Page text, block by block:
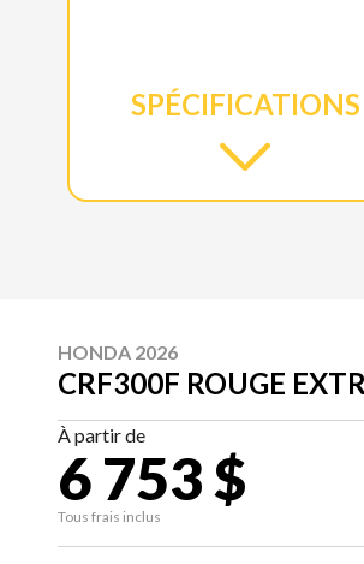
SPÉCIFICATIONS
HONDA 2026
CRF300F ROUGE
À partir de
6 753 $
Tous frais inclus